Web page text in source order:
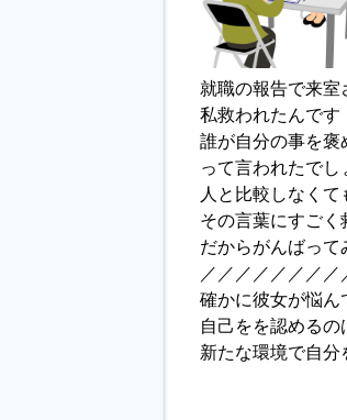
就職の報告で来室
私救われたんです
誰が自分の事を褒
って言われたでし
人と比較しなく
その言葉にすごく
だからがんばって
／／／／／／／
確かに彼女が悩ん
自己をを認める
新たな環境で自分